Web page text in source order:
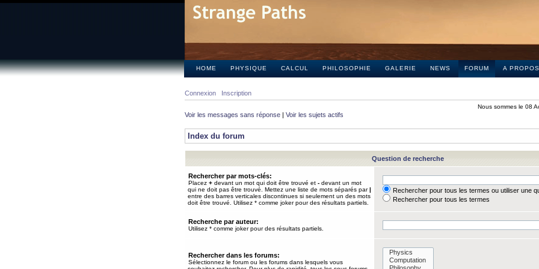
HOME PHYSIQUE CALCUL PHILOSOPHIE GALERIE NEWS FORUM A PROPOS
Connexion Inscription
Nous sommes le 08
Voir les messages sans réponse | Voir les sujets actifs
Index du forum
Question de recherche
Rechercher par mots-clés:
Placez + devant un mot qui doit être trouvé et - devant un mot
qui ne doit pas être trouvé. Mettez une liste de mots séparés par|
entre des barres verticales discontinues si seulement un des mots
doit être trouvé. Utilisez * comme joker pour des résultats partiels.
Rechercher pour tous les termes ou utiliser une
Rechercher pour tous les termes
Recherche par auteur:
Utilisez * comme joker pour des résultats partiels.
Rechercher dans les forums:
Sélectionnez le forum ou les forums dans lesquels vous